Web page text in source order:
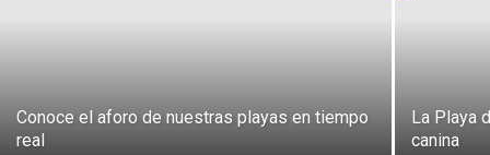
Conoce el aforo de nuestras playas en tiempo
real
La Playa
canina